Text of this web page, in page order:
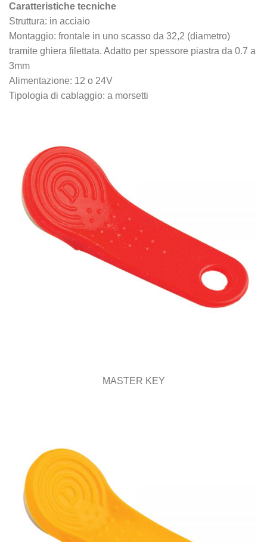
Caratteristiche tecniche
Struttura: in acciaio
Montaggio: frontale in uno scasso da 32,2 (diametro)
tramite ghiera filettata. Adatto per spessore piastra da 0.7 a
3mm
Alimentazione: 12 o 24V
Tipologia di cablaggio: a morsetti
MASTER KEY